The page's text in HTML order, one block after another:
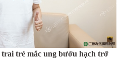
trai trẻ mắc ung bướu hạch trở